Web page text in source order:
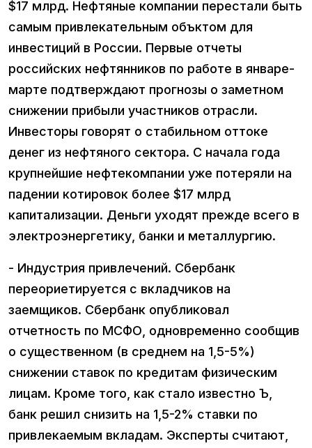
$17 млрд. Нефтяные компании перестали быть
самым привлекательным объктом для
инвестиций в России. Первые отчеты
российских нефтянников по работе в январе-
марте подтверждают прогнозы о заметном
снижении прибыли участников отрасли.
Инвесторы говорят о стабильном оттоке
денег из нефтяного сектора. С начала года
крупнейшие нефтекомпании уже потеряли на
падении котировок более $17 млрд
капитализации. Деньги уходят прежде всего в
электроэнергетику, банки и металлургию.
- Индустрия привлечений. Сбербанк
переориетируется с вкладчиков на
заемщиков. Сбербанк опубликовал
отчетность по МСФО, одновременно сообщив
о существенном (в среднем на 1,5-5%)
снижении ставок по кредитам физическим
лицам. Кроме того, как стало известно Ъ,
банк решил снизить на 1,5-2% ставки по
привлекаемым вкладам. Эксперты считают,